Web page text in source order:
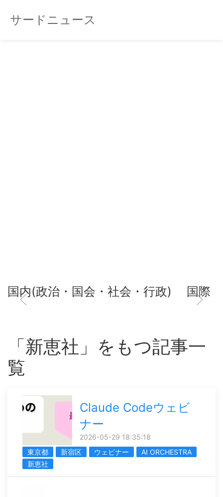
サードニュース
国内(政治・国会・社会・行政) 国際
「新恵社」をもつ記事一
覧
Claude Codeウェビ
ナー
2026-05-29 18:35:18
東京都
新宿区 ウェビナー
AI ORCHESTRA
新恵社